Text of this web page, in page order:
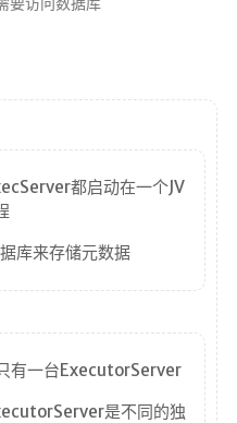
都启动在一个JV
库来存储元数据
有一台ExecutorServer
是不同的独